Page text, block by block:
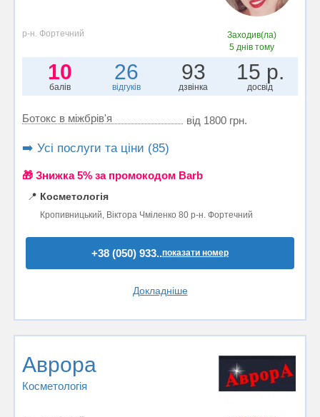
р-н. Фортечний
Заходив(ла)
5 днів тому
10
балів
26
відгуків
93
дзвінка
15 р.
досвід
Ботокс в міжбрів'я від 1800 грн.
➡️ Усі послуги та ціни (85)
🎁 Знижка 5% за промокодом Barb
📍 Косметологія
Кропивницький, Віктора Чміленко 80 р-н. Фортечний
+38 (050) 933..показати номер
Докладніше
Аврора
Косметологія